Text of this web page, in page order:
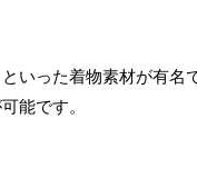
といった着物素材が有名
能です。